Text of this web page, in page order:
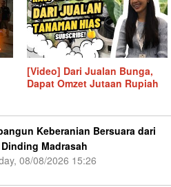
[Video] Dari Jualan Bunga,
Dapat Omzet Jutaan Rupiah
Keberanian Bersuara dari
Madrasah
08/08/2026 15:26